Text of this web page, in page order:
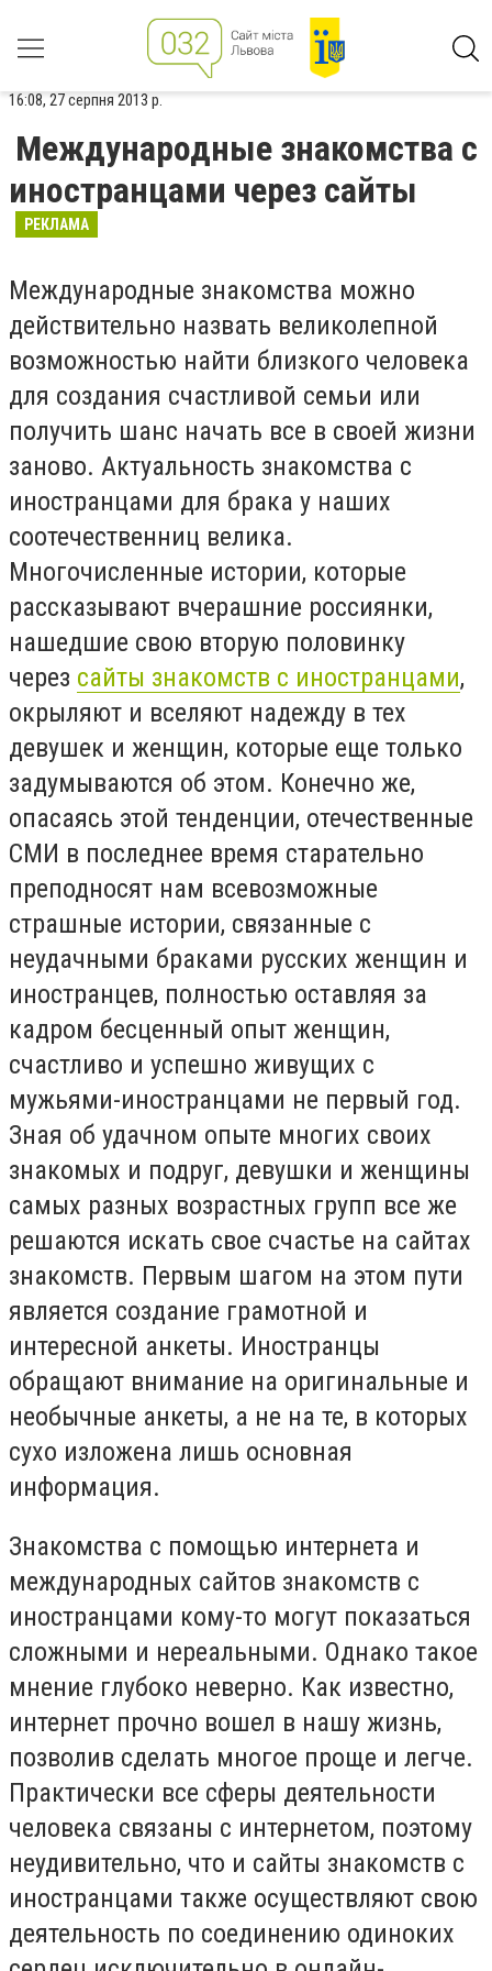
16:08, 27 серпня 2013 р.
Международные знакомства с
иностранцами через сайты
РЕКЛАМА
Международные знакомства можно
действительно назвать великолепной
возможностью найти близкого человека
для создания счастливой семьи или
получить шанс начать все в своей жизни
заново. Актуальность знакомства с
иностранцами для брака у наших
соотечественниц велика.
Многочисленные истории, которые
рассказывают вчерашние россиянки,
нашедшие свою вторую половинку
через сайты знакомств с иностранцами,
окрыляют и вселяют надежду в тех
девушек и женщин, которые еще только
задумываются об этом. Конечно же,
опасаясь этой тенденции, отечественные
СМИ в последнее время старательно
преподносят нам всевозможные
страшные истории, связанные с
неудачными браками русских женщин и
иностранцев, полностью оставляя за
кадром бесценный опыт женщин,
счастливо и успешно живущих с
мужьями-иностранцами не первый год.
Зная об удачном опыте многих своих
знакомых и подруг, девушки и женщины
самых разных возрастных групп все же
решаются искать свое счастье на сайтах
знакомств. Первым шагом на этом пути
является создание грамотной и
интересной анкеты. Иностранцы
обращают внимание на оригинальные и
необычные анкеты, а не на те, в которых
сухо изложена лишь основная
информация.
Знакомства с помощью интернета и
международных сайтов знакомств с
иностранцами кому-то могут показаться
сложными и нереальными. Однако такое
мнение глубоко неверно. Как известно,
интернет прочно вошел в нашу жизнь,
позволив сделать многое проще и легче.
Практически все сферы деятельности
человека связаны с интернетом, поэтому
неудивительно, что и сайты знакомств с
иностранцами также осуществляют свою
деятельность по соединению одиноких